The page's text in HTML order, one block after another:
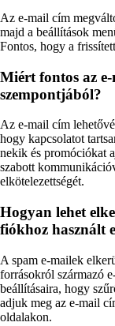
Az e-mail cím
majd a beállítások
Fontos, hogy a
Miért fontos az
szempontjából?
Az e-mail cím
hogy kapcsolatot
nekik és promóciókat
szabott
elkötelezettségét.
Hogyan lehet
fiókhoz használt
A spam e-mailek
forrásokról származó
beállításaira, hogy
adjuk meg az e-mail
oldalakon.